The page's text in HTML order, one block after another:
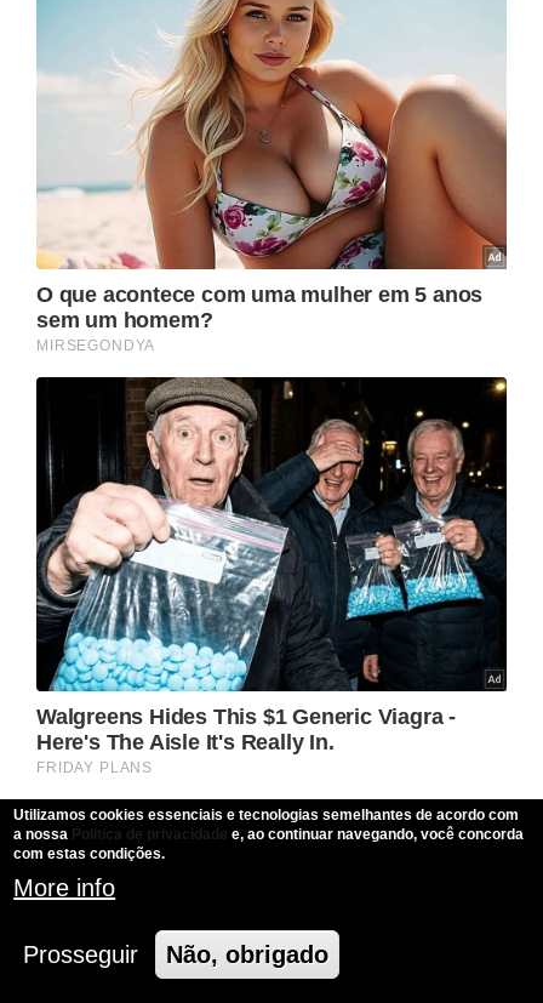
Utilizamos cookies essenciais e tecnologias semelhantes de acordo com
a nossa Politica de privacidade e, ao continuar navegando, você concorda
com estas condições.
More info
Prosseguir Não, obrigado